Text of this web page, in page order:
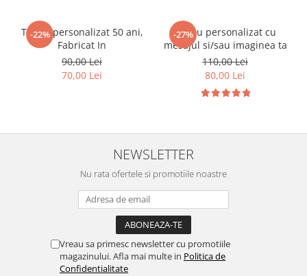
-22%
Tricou personalizat 50 ani,
Fabricat In
90,00 Lei
70,00 Lei
-27%
Tricou personalizat cu
mesajul si/sau imaginea ta
110,00 Lei
80,00 Lei
NEWSLETTER
Nu rata ofertele si promotiile noastre
Vreau sa primesc newsletter cu promotiile
magazinului. Afla mai multe in Politica de
Confidentialitate